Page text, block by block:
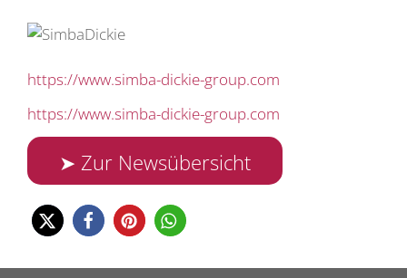
https://www.simba-dickie-group.com
https://www.simba-dickie-group.com
➤ Zur Newsübersicht